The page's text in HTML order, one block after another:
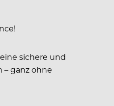
sichere und
ganz ohne